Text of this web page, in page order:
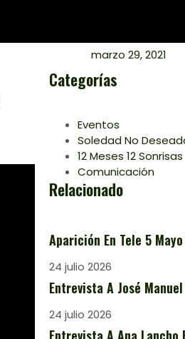
marzo 29, 2021
Categorías
Eventos
Soledad No
12 Meses 12 Sonrisas
Comunicación
Relacionado
Aparición En Tele 5
24 julio 2026
Entrevista A José
24 julio 2026